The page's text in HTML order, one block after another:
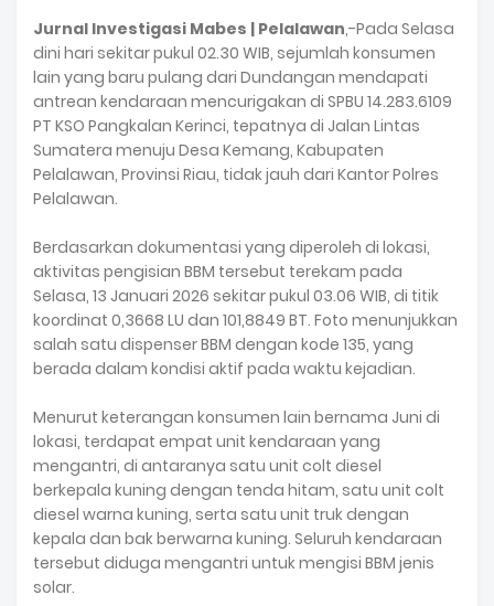
Jurnal Investigasi Mabes | Pelalawan,-Pada Selasa
dini hari sekitar pukul 02.30 WIB, sejumlah konsumen
lain yang baru pulang dari Dundangan mendapati
antrean kendaraan mencurigakan di SPBU 14.283.6109
PT KSO Pangkalan Kerinci, tepatnya di Jalan Lintas
Sumatera menuju Desa Kemang, Kabupaten
Pelalawan, Provinsi Riau, tidak jauh dari Kantor Polres
Pelalawan.
Berdasarkan dokumentasi yang diperoleh di lokasi,
aktivitas pengisian BBM tersebut terekam pada
Selasa, 13 Januari 2026 sekitar pukul 03.06 WIB, di titik
koordinat 0,3668 LU dan 101,8849 BT. Foto menunjukkan
salah satu dispenser BBM dengan kode 135, yang
berada dalam kondisi aktif pada waktu kejadian.
Menurut keterangan konsumen lain bernama Juni di
lokasi, terdapat empat unit kendaraan yang
mengantri, di antaranya satu unit colt diesel
berkepala kuning dengan tenda hitam, satu unit colt
diesel warna kuning, serta satu unit truk dengan
kepala dan bak berwarna kuning. Seluruh kendaraan
tersebut diduga mengantri untuk mengisi BBM jenis
solar.